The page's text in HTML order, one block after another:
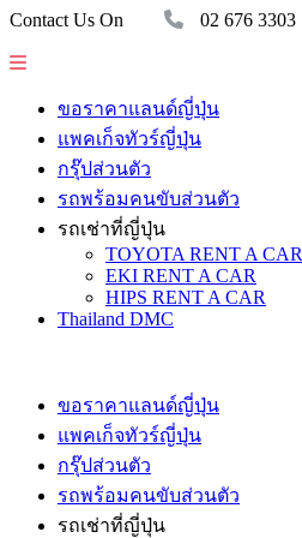
Contact Us On 02 676 3303
ขอราคาแลนด์ญี่ปุ่น
แพคเก็จทัวร์ญี่ปุ่น
กรุ๊ปส่วนตัว
รถพร้อมคนขับส่วนตัว
รถเช่าที่ญี่ปุ่น
TOYOTA RENT A CAR
EKI RENT A CAR
HIPS RENT A CAR
Thailand DMC
ขอราคาแลนด์ญี่ปุ่น
แพคเก็จทัวร์ญี่ปุ่น
กรุ๊ปส่วนตัว
รถพร้อมคนขับส่วนตัว
รถเช่าที่ญี่ปุ่น